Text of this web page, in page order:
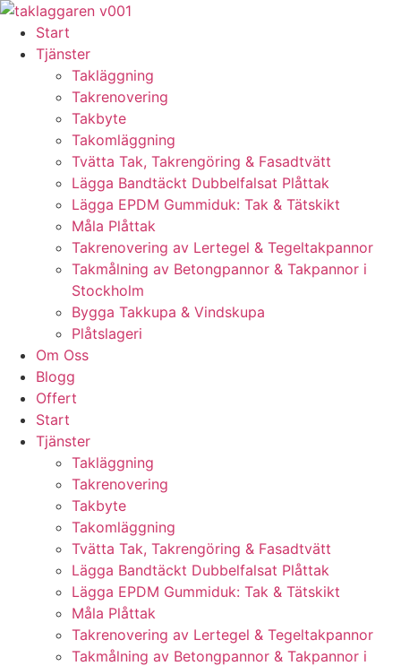
Skip
content
Start
Tjänster
Takläggning
Takrenovering
Takbyte
Takomläggning
Tvätta Tak, Takrengöring & Fasadtvätt
Lägga Bandtäckt Dubbelfalsat Plåttak
Lägga EPDM Gummiduk: Tak & Tätskikt
Måla Plåttak
Takrenovering av Lertegel & Tegeltakpannor
Takmålning av Betongpannor & Takpannor i
Stockholm
Bygga Takkupa & Vindskupa
Plåtslageri
Om Oss
Blogg
Offert
Start
Tjänster
Takläggning
Takrenovering
Takbyte
Takomläggning
Tvätta Tak, Takrengöring & Fasadtvätt
Lägga Bandtäckt Dubbelfalsat Plåttak
Lägga EPDM Gummiduk: Tak & Tätskikt
Måla Plåttak
Takrenovering av Lertegel & Tegeltakpannor
Takmålning av Betongpannor & Takpannor i